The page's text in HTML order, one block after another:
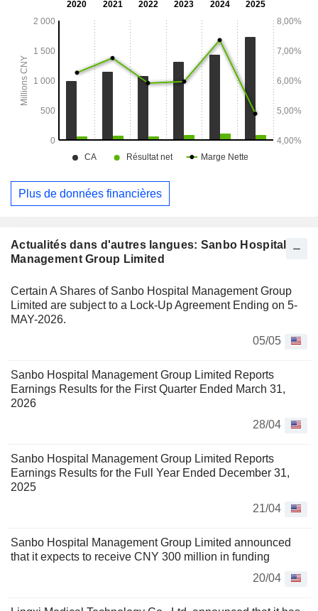
Actualités dans d'autres langues: Sanbo Hospital
Management Group Limited
Certain A Shares of Sanbo Hospital Management Group
Limited are subject to a Lock-Up Agreement Ending on 5-
MAY-2026.
05/05
Sanbo Hospital Management Group Limited Reports
Earnings Results for the First Quarter Ended March 31,
2026
28/04
Sanbo Hospital Management Group Limited Reports
Earnings Results for the Full Year Ended December 31,
2025
21/04
Sanbo Hospital Management Group Limited announced
that it expects to receive CNY 300 million in funding
20/04
Plus de données financières